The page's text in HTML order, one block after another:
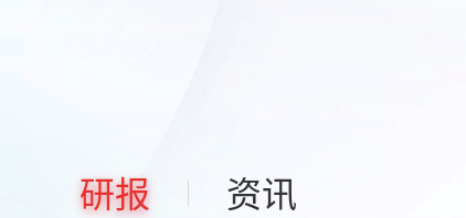
研报 资讯